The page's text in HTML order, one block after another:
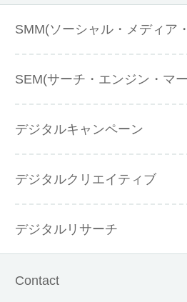
SMM(ソーシャル・メディア
SEM(サーチ・エンジン・マ
デジタルキャンペーン
デジタルクリエイティブ
デジタルリサーチ
Contact